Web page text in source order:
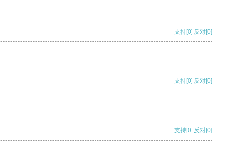
支持[0] 反对[0]
支持[0] 反对[0]
支持[0] 反对[0]